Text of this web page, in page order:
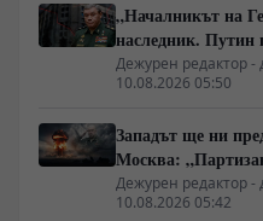
„Началникът на
наследник. Путин
вътрешна
превземането на
Дежурен редактор -
10.08.2026 05:50
Западът ще ни
Москва:
всеобхватната
Русия.
Дежурен редактор -
10.08.2026 05:42